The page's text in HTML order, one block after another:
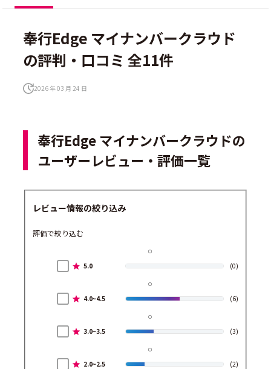
奉行Edge マイナンバークラウド
の評判・口コミ 全11件
2026 年 03 月 24 日
奉行Edge マイナンバークラウドの
ユーザーレビュー・評価一覧
レビュー情報の絞り込み
評価で絞り込む
5.0 (0)
4.0~4.5 (6)
3.0~3.5 (3)
2.0~2.5 (2)